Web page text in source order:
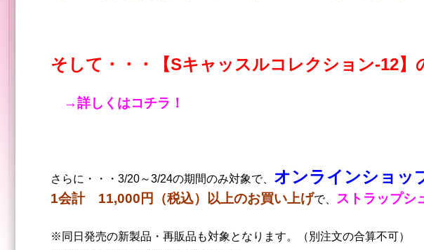
そして・・・【Sキャッスルコレクション-12】
→詳しくはコチラ！
さらに・・・3/20～3/24の期間のみ対象で、 オンラインショッ
1会計 11,000円（税込）以上のお買い上げで、 ストラップシ
※同日発売の新製品・再販品も対象となります。（別注文の合算不可）